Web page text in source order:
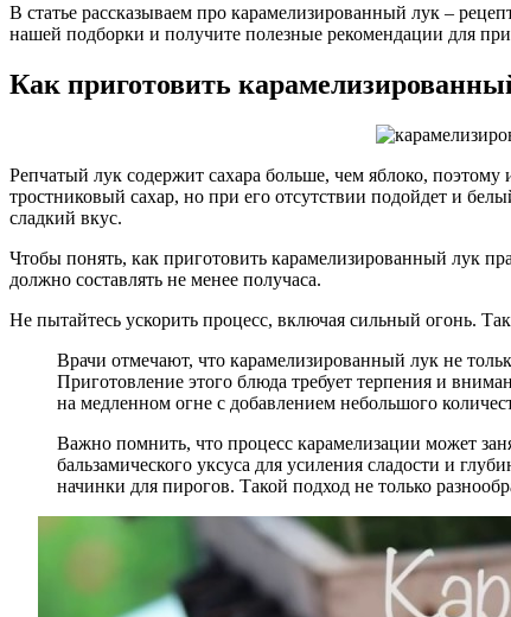
В статье рассказываем про карамелизированный лук –
нашей подборки и получите полезные рекомендации для
Как приготовить
Репчатый лук содержит сахара больше, чем яблоко,
тростниковый сахар, но при его отсутствии подойдет и
сладкий вкус.
Чтобы понять, как приготовить карамелизированный лук
должно составлять не менее получаса.
Не пытайтесь ускорить процесс, включая сильный огонь.
Врачи отмечают, что карамелизированный лук не
Приготовление этого блюда требует терпения и
на медленном огне с добавлением небольшого
Важно помнить, что процесс карамелизации может
бальзамического уксуса для усиления сладости и
начинки для пирогов. Такой подход не только